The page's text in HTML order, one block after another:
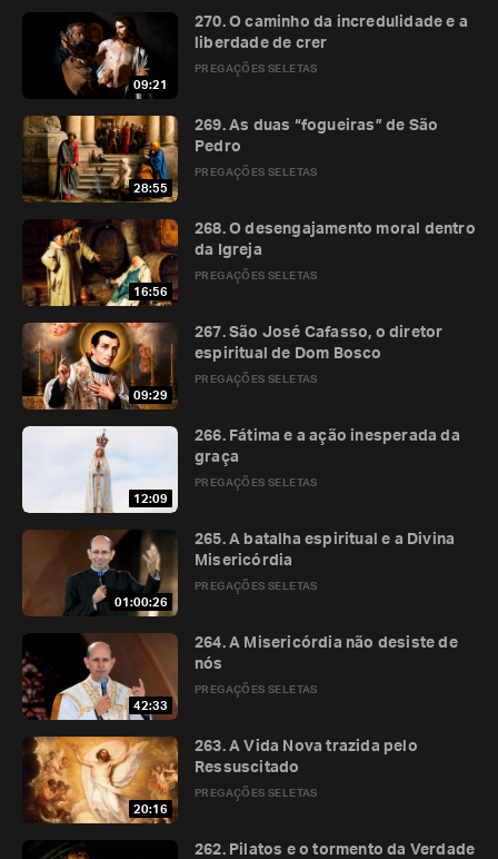
09:21
PREGAÇÕES SELETAS
270. O caminho da incredulidade e a
liberdade de crer
28:55
PREGAÇÕES SELETAS
269. As duas “fogueiras” de São
Pedro
16:56
PREGAÇÕES SELETAS
268. O desengajamento moral dentro
da Igreja
09:29
PREGAÇÕES SELETAS
267. São José Cafasso, o diretor
espiritual de Dom Bosco
12:09
PREGAÇÕES SELETAS
266. Fátima e a ação inesperada da
graça
01:00:26
PREGAÇÕES SELETAS
265. A batalha espiritual e a Divina
Misericórdia
42:33
PREGAÇÕES SELETAS
264. A Misericórdia não desiste de
nós
20:16
PREGAÇÕES SELETAS
263. A Vida Nova trazida pelo
Ressuscitado
262. Pilatos e o tormento da Verdade